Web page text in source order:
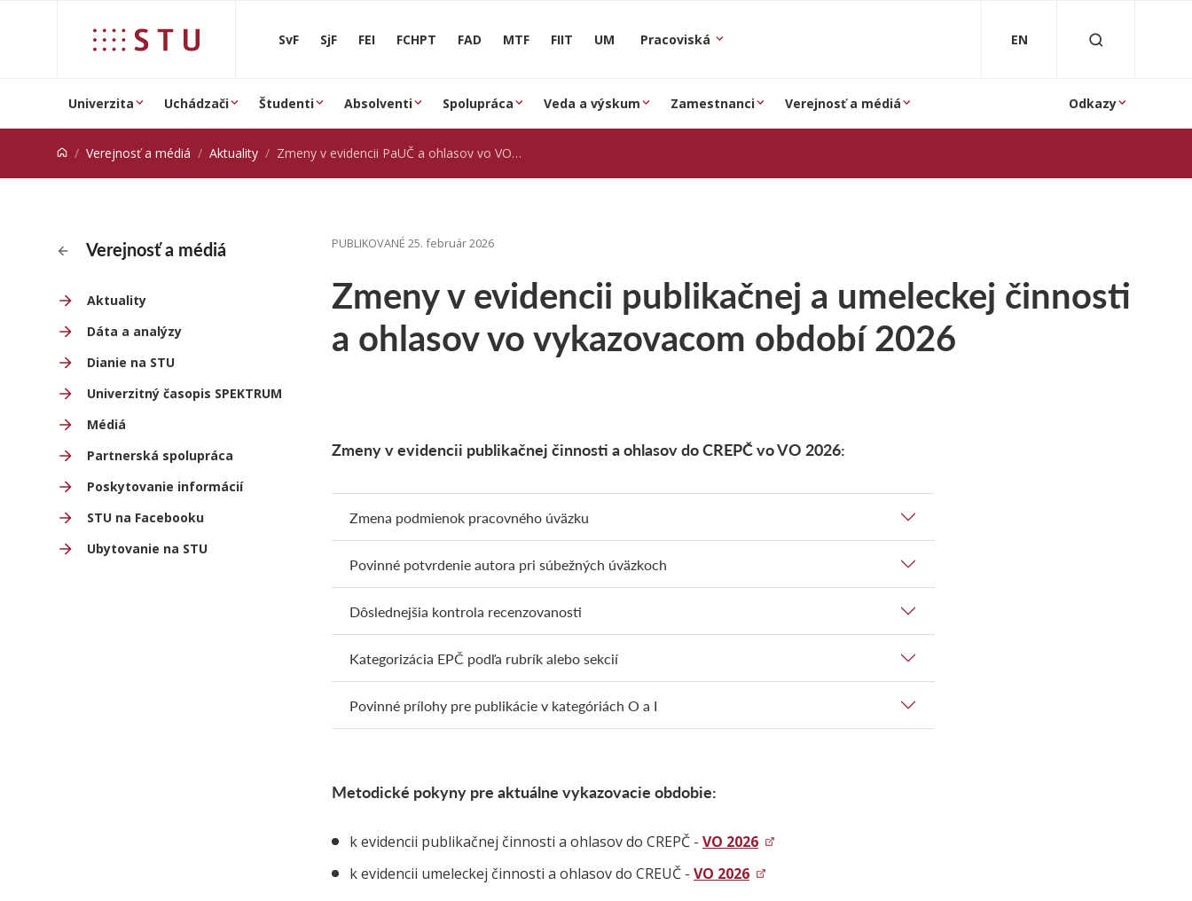
SvF SjF FEI FCHPT FAD MTF FIIT UM Pracoviská EN
Univerzita Uchádzači Študenti Absolventi Spolupráca Veda a výskum Zamestnanci Verejnosť a médiá Odkazy
Verejnosť a médiá Aktuality Zmeny v evidencii PaUČ a ohlasov vo VO 2026
Verejnosť a médiá
Aktuality
Dáta a analýzy
Dianie na STU
Univerzitný časopis SPEKTRUM
Médiá
Partnerská spolupráca
Poskytovanie informácií
STU na Facebooku
Ubytovanie na STU
Zmeny v evidencii publikačnej a umeleckej činnosti
a ohlasov vo vykazovacom období 2026
PUBLIKOVANÉ 25. február 2026
Zmeny v evidencii publikačnej činnosti a ohlasov do CREPČ vo VO 2026:
Zmena podmienok pracovného úväzku
Povinné potvrdenie autora pri súbežných úväzkoch
Dôslednejšia kontrola recenzovanosti
Kategorizácia EPČ podľa rubrík alebo sekcií
Povinné prílohy pre publikácie v kategóriách O a I
Metodické pokyny pre aktuálne vykazovacie obdobie:
k evidencii publikačnej činnosti a ohlasov do CREPČ - VO 2026
k evidencii umeleckej činnosti a ohlasov do CREUČ - VO 2026